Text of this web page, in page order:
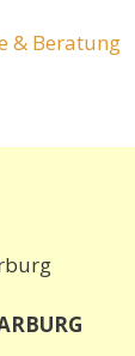
& Beratung